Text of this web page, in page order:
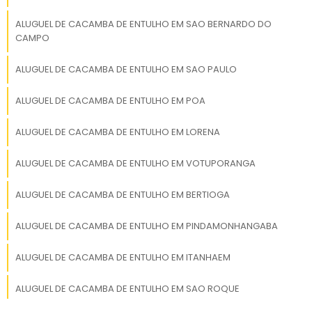
variar conforme o acordo com a empresa de
remoção.
Prefeitura de Franca recolhe
entulhos de construção. O serviço deve ser
contratado por empresas especializadas,
EMPRESA DE REMOÇÃO DE
ALUGUEL DE CACAMBA DE ENTULHO EM SAO BERNARDO DO
CAMPO
ALUGUEL DE CACAMBA DE ENTULHO EM SAO PAULO
ALUGUEL DE CACAMBA DE ENTULHO EM POA
ALUGUEL DE CACAMBA DE ENTULHO EM LORENA
ALUGUEL DE CACAMBA DE ENTULHO EM VOTUPORANGA
ALUGUEL DE CACAMBA DE ENTULHO EM BERTIOGA
ALUGUEL DE CACAMBA DE ENTULHO EM PINDAMONHANGABA
ALUGUEL DE CACAMBA DE ENTULHO EM ITANHAEM
ALUGUEL DE CACAMBA DE ENTULHO EM SAO ROQUE